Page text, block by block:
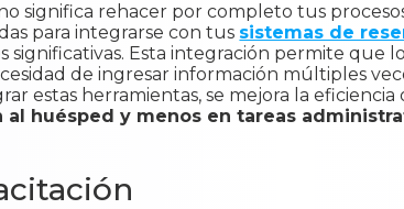
significa rehacer por completo tus
para integrarse con tus sistemas de
significativas. Esta integración permite que
de ingresar información múltiples
estas herramientas, se mejora la eficiencia
huésped y menos en tareas